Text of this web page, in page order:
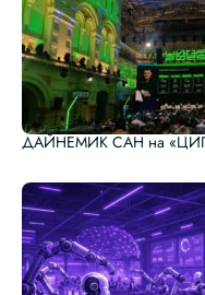
ДАЙНЕМИК САН на